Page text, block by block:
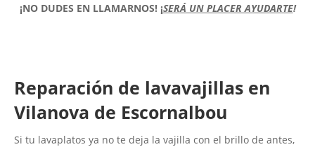
¡NO DUDES EN LLAMARNOS! ¡SERÁ UN PLACER AYUDARTE!
Reparación de lavavajillas en
Vilanova de Escornalbou
Si tu lavaplatos ya no te deja la vajilla con el brillo de antes,